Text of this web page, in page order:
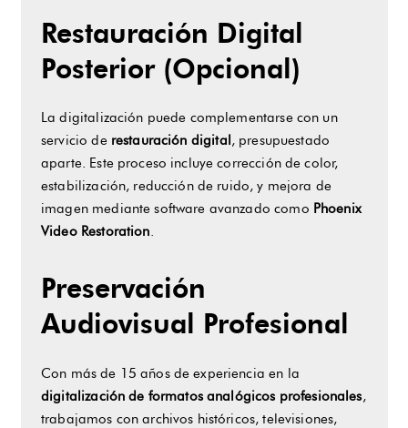
Restauración Digital
Posterior (Opcional)
La digitalización puede complementarse con un
servicio de restauración digital, presupuestado
aparte. Este proceso incluye corrección de color,
estabilización, reducción de ruido, y mejora de
imagen mediante software avanzado como Phoenix
Video Restoration.
Preservación
Audiovisual Profesional
Con más de 15 años de experiencia en la
digitalización de formatos analógicos profesionales,
trabajamos con archivos históricos, televisiones,